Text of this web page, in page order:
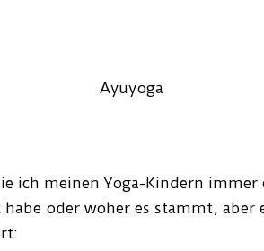
ich meinen Yoga-Kindern
oder woher es stammt, aber